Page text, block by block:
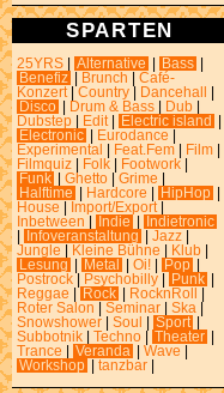
SPARTEN
25YRS Alternative Bass
Benefiz
Brunch
Café-
Konzert
Country Dancehall
Disco
Drum & Bass Dub
Dubstep
Edit Electric island
Electronic
Eurodance
Experimental
Feat.Fem Film
Filmquiz
Folk Footwork
Funk
Ghetto Grime
Halftime
Hardcore HipHop
House
Import/Export
Inbetween
Indie
Indietronic
Infoveranstaltung Jazz
Jungle
Kleine Bühne Klub
Lesung
Metal Oi! Pop
Postrock
Psychobilly Punk
Reggae
Rock RocknRoll
Roter Salon
Seminar Ska
Snowshower
Soul Sport
Subbotnik
Techno Theater
Trance
Veranda Wave
Workshop
tanzbar